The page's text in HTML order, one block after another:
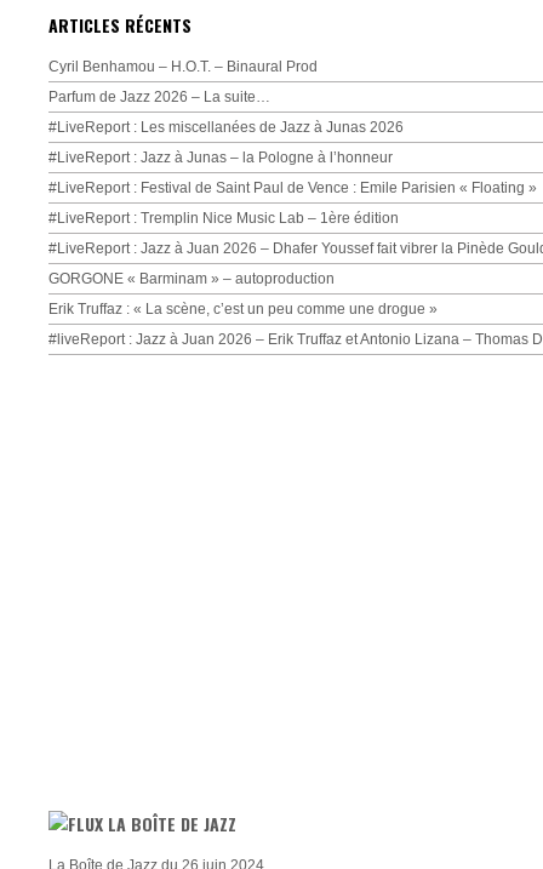
ARTICLES RÉCENTS
Cyril Benhamou – H.O.T. – Binaural Prod
Parfum de Jazz 2026 – La suite…
#LiveReport : Les miscellanées de Jazz à Junas 2026
#LiveReport : Jazz à Junas – la Pologne à l’honneur
#LiveReport : Festival de Saint Paul de Vence : Emile Parisien « Floating »
#LiveReport : Tremplin Nice Music Lab – 1ère édition
#LiveReport : Jazz à Juan 2026 – Dhafer Youssef fait vibrer la Pinède
GORGONE « Barminam » – autoproduction
Erik Truffaz : « La scène, c’est un peu comme une drogue »
#liveReport : Jazz à Juan 2026 – Erik Truffaz et Antonio Lizana – Thomas
LA BOÎTE DE JAZZ
La Boîte de Jazz du 26 juin 2024